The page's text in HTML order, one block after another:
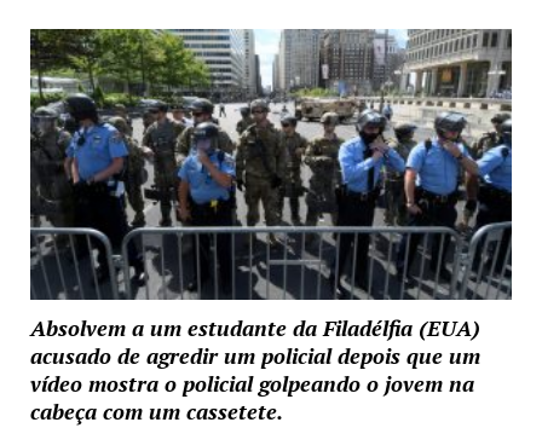
Absolvem a um estudante da Filadélfia (EUA)
acusado de agredir um policial depois que um
vídeo mostra o policial golpeando o jovem na
cabeça com um cassetete.